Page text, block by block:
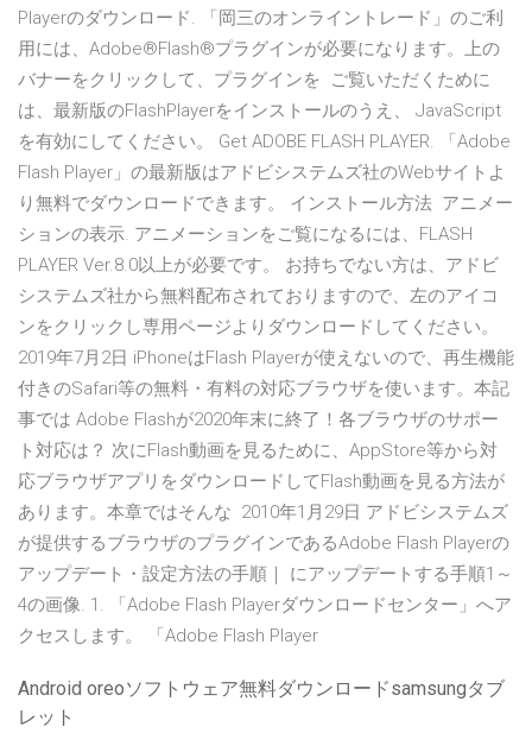
Playerのダウンロード. 「岡三のオンライントレード」のご利
用には、Adobe®Flash®プラグインが必要になります。上の
バナーをクリックして、プラグインを ご覧いただくために
は、最新版のFlashPlayerをインストールのうえ、 JavaScript
を有効にしてください。 Get ADOBE FLASH PLAYER. 「Adobe
Flash Player」の最新版はアドビシステムズ社のWebサイトよ
り無料でダウンロードできます。 インストール方法 アニメー
ションの表示. アニメーションをご覧になるには、FLASH
PLAYER Ver.8.0以上が必要です。 お持ちでない方は、アドビ
システムズ社から無料配布されておりますので、左のアイコ
ンをクリックし専用ページよりダウンロードしてください。
2019年7月2日 iPhoneはFlash Playerが使えないので、再生機能
付きのSafari等の無料・有料の対応ブラウザを使います。本記
事では Adobe Flashが2020年末に終了！各ブラウザのサポー
ト対応は？ 次にFlash動画を見るために、AppStore等から対
応ブラウザアプリをダウンロードしてFlash動画を見る方法が
あります。本章ではそんな 2010年1月29日 アドビシステムズ
が提供するブラウザのプラグインであるAdobe Flash Playerの
アップデート・設定方法の手順｜ にアップデートする手順1～
4の画像. 1. 「Adobe Flash Playerダウンロードセンター」へア
クセスします。 「Adobe Flash Player
Android oreoソフトウェア無料ダウンロードsamsungタブ
レット